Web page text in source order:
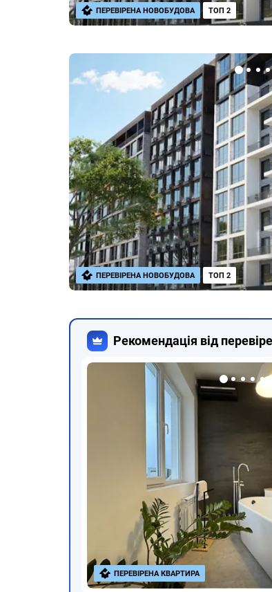
ПЕРЕВІРЕНА НОВОБУДОВА ТОП 2
ПЕРЕВІРЕНА НОВОБУДОВА ТОП 2
Рекомендація від
ПЕРЕВІРЕНА КВАРТИРА